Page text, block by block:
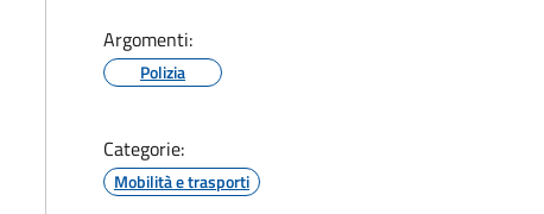
Argomenti:
Polizia
Categorie:
Mobilità e trasporti